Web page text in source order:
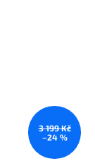
3 199 Kč
–24 %